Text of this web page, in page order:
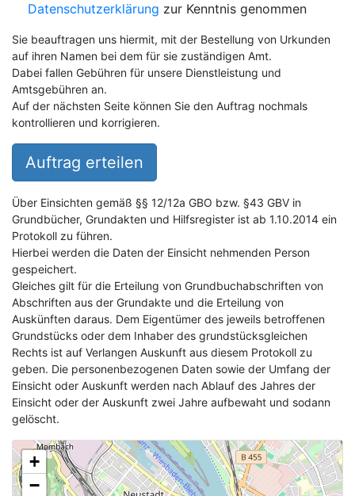
Datenschutzerklärung zur Kenntnis genommen
Sie beauftragen uns hiermit, mit der Bestellung von Urkunden
auf ihren Namen bei dem für sie zuständigen Amt.
Dabei fallen Gebühren für unsere Dienstleistung und
Amtsgebühren an.
Auf der nächsten Seite können Sie den Auftrag nochmals
kontrollieren und korrigieren.
Auftrag erteilen
Über Einsichten gemäß §§ 12/12a GBO bzw. §43 GBV in
Grundbücher, Grundakten und Hilfsregister ist ab 1.10.2014 ein
Protokoll zu führen.
Hierbei werden die Daten der Einsicht nehmenden Person
gespeichert.
Gleiches gilt für die Erteilung von Grundbuchabschriften von
Abschriften aus der Grundakte und die Erteilung von
Auskünften daraus. Dem Eigentümer des jeweils betroffenen
Grundstücks oder dem Inhaber des grundstücksgleichen
Rechts ist auf Verlangen Auskunft aus diesem Protokoll zu
geben. Die personenbezogenen Daten sowie der Umfang der
Einsicht oder Auskunft werden nach Ablauf des Jahres der
Einsicht oder der Auskunft zwei Jahre aufbewaht und sodann
gelöscht.
+
−